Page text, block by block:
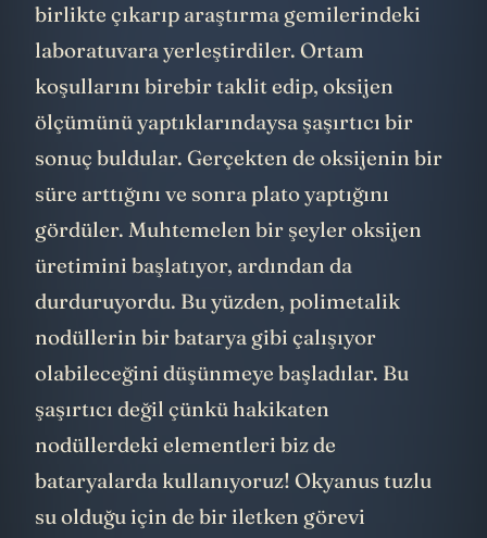
birlikte çıkarıp araştırma gemilerindeki
laboratuvara yerleştirdiler. Ortam
koşullarını birebir taklit edip, oksijen
ölçümünü yaptıklarındaysa şaşırtıcı bir
sonuç buldular. Gerçekten de oksijenin bir
süre arttığını ve sonra plato yaptığını
gördüler. Muhtemelen bir şeyler oksijen
üretimini başlatıyor, ardından da
durduruyordu. Bu yüzden, polimetalik
nodüllerin bir batarya gibi çalışıyor
olabileceğini düşünmeye başladılar. Bu
şaşırtıcı değil çünkü hakikaten
nodüllerdeki elementleri biz de
bataryalarda kullanıyoruz! Okyanus tuzlu
su olduğu için de bir iletken görevi